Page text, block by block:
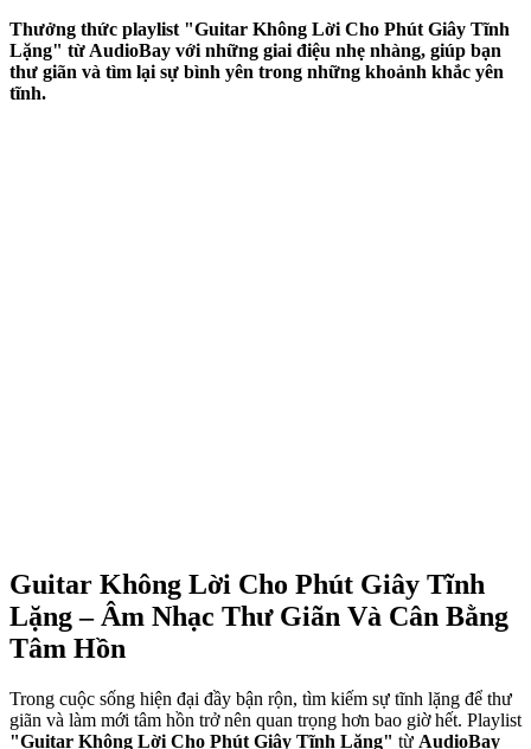
Thưởng thức playlist "Guitar Không Lời Cho Phút Giây Tĩnh
Lặng" từ AudioBay với những giai điệu nhẹ nhàng, giúp bạn
thư giãn và tìm lại sự bình yên trong những khoảnh khắc yên
tĩnh.
Guitar Không Lời Cho Phút Giây Tĩnh
Lặng – Âm Nhạc Thư Giãn Và Cân Bằng
Tâm Hồn
Trong cuộc sống hiện đại đầy bận rộn, tìm kiếm sự tĩnh lặng để thư
giãn và làm mới tâm hồn trở nên quan trọng hơn bao giờ hết. Playlist
"Guitar Không Lời Cho Phút Giây Tĩnh Lặng" từ AudioBay